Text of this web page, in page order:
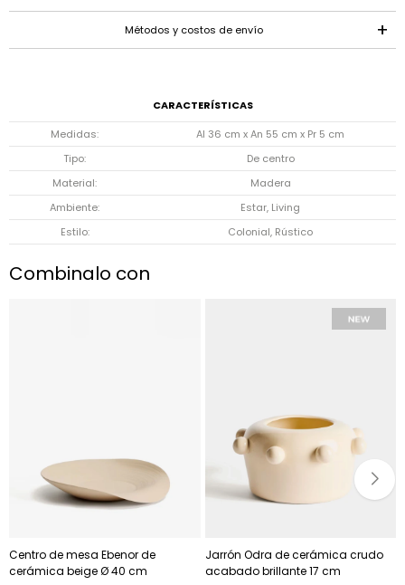
Métodos y costos de envío
CARACTERÍSTICAS
Medidas
Al 36 cm x An 55 cm x Pr 5 cm
Tipo
De centro
Material
Madera
Ambiente
Estar, Living
Estilo
Colonial, Rústico
Combinalo con
Centro de mesa Ebenor de
cerámica beige Ø 40 cm
Jarrón Odra de cerámica crudo
acabado brillante 17 cm